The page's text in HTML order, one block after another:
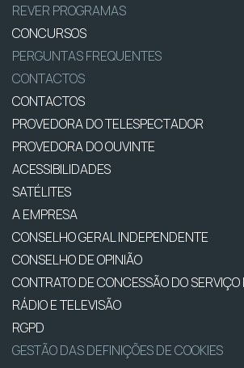
REVER PROGRAMAS
CONCURSOS
PERGUNTAS FREQUENTES
CONTACTOS
CONTACTOS
PROVEDORA DO TELESPECTADOR
PROVEDORA DO OUVINTE
ACESSIBILIDADES
SATÉLITES
A EMPRESA
CONSELHO GERAL INDEPENDENTE
CONSELHO DE OPINIÃO
CONTRATO DE CONCESSÃO DO
RÁDIO E TELEVISÃO
RGPD
GESTÃO DAS DEFINIÇÕES DE COOKIES